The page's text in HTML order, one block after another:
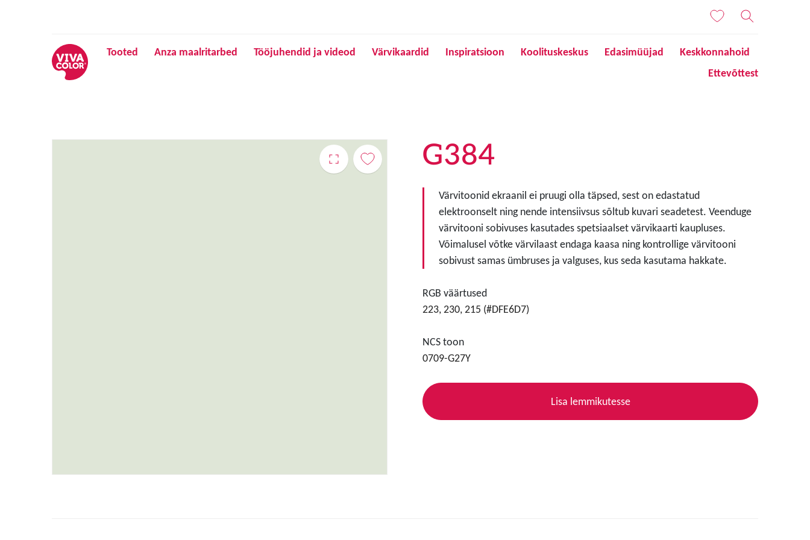
Tooted Anza maalritarbed Tööjuhendid ja videod Värvikaardid Inspiratsioon Koolituskeskus Edasimüüjad
Keskkonnahoid
Ettevõttest
G384
Värvitoonid ekraanil ei pruugi olla täpsed, sest on edastatud
elektroonselt ning nende intensiivsus sõltub kuvari seadetest. Veenduge
värvitooni sobivuses kasutades spetsiaalset värvikaarti kaupluses.
Võimalusel võtke värvilaast endaga kaasa ning kontrollige värvitooni
sobivust samas ümbruses ja valguses, kus seda kasutama hakkate.
RGB väärtused
223, 230, 215 (#DFE6D7)
NCS toon
0709-G27Y
Lisa lemmikutesse